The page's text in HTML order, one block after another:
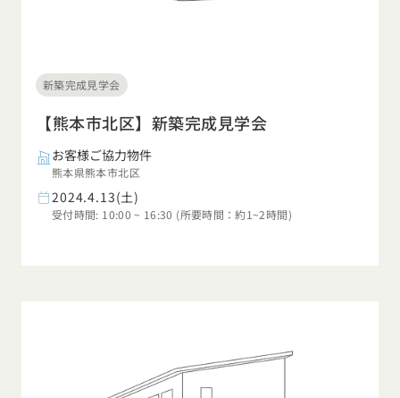
新築完成見学会
【熊本市北区】新築完成見学会
お客様ご協力物件
熊本県熊本市北区
2024.4.13(土)
受付時間: 10:00 ~ 16:30 (所要時間：約1~2時間)